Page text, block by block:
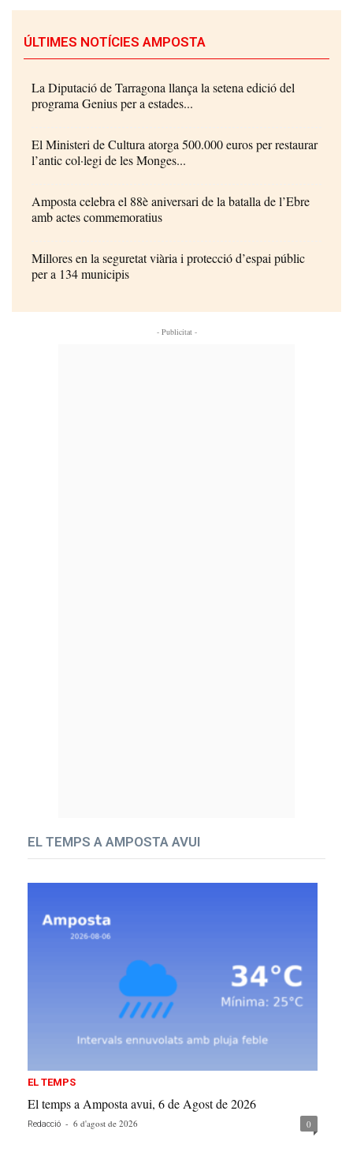
ÚLTIMES NOTÍCIES AMPOSTA
La Diputació de Tarragona llança la setena edició del
programa Genius per a estades...
El Ministeri de Cultura atorga 500.000 euros per restaurar
l’antic col·legi de les Monges...
Amposta celebra el 88è aniversari de la batalla de l’Ebre
amb actes commemoratius
Millores en la seguretat viària i protecció d’espai públic
per a 134 municipis
- Publicitat -
EL TEMPS A AMPOSTA AVUI
EL TEMPS
El temps a Amposta avui, 6 de Agost de 2026
Redacció - 6 d'agost de 2026 0